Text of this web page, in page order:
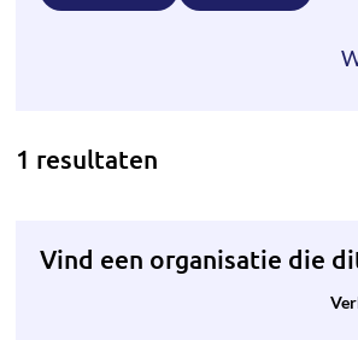
1 resultaten
Vind een organisatie die